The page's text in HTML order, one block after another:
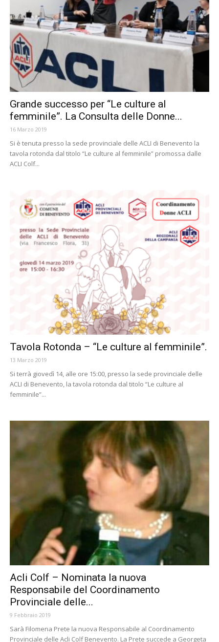
Grande successo per “Le culture al
femminile”. La Consulta delle Donne...
16 Marzo 2019
Si è tenuta presso la sede provinciale delle ACLI di Benevento la
tavola rotonda dal titolo “Le culture al femminile” promossa dalle
ACLI Colf...
Tavola Rotonda – “Le culture al femminile”.
13 Marzo 2019
Si terrà giovedì 14, alle ore 15:00, presso la sede provinciale delle
ACLI di Benevento, la tavola rotonda dal titolo “Le culture al
femminile”...
Acli Colf – Nominata la nuova
Responsabile del Coordinamento
Provinciale delle...
9 Febbraio 2019
Sarà Filomena Prete la nuova Responsabile al Coordinamento
Provinciale delle Acli Colf Benevento. La Prete succede a Georgeta